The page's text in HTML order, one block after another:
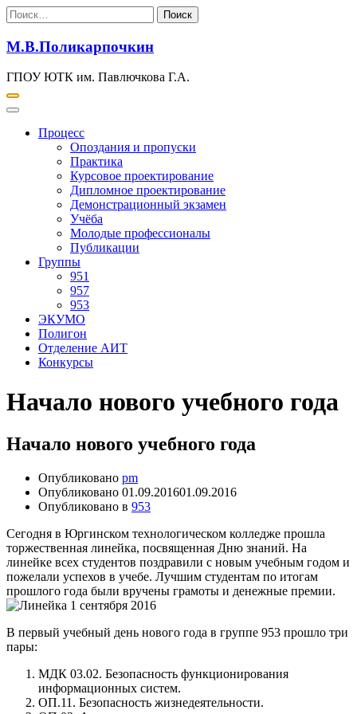
Перейти
к
содержимому
Найти:
М.В.Поликарпочкин
ГПОУ ЮТК им. Павлючкова Г.А.
Процесс
Опоздания и пропуски
Практика
Курсовое проектирование
Дипломное проектирование
Демонстрационный экзамен
Учёба
Молодые профессионалы
Публикации
Группы
951
957
953
ЭКУМО
Полигон
Отделение АИТ
Конкурсы
Начало нового учебного года
Начало нового учебного года
Опубликовано pm
Опубликовано 01.09.201601.09.2016
Опубликовано в 953
Сегодня в Юргинском технологическом колледже прошла
торжественная линейка, посвященная Дню знаний. На
линейке всех студентов поздравили с новым учебным годом и
пожелали успехов в учебе. Лучшим студентам по итогам
прошлого года были вручены грамоты и денежные премии.
В первый учебный день нового года в группе 953 прошло три
пары:
МДК 03.02. Безопасность функционирования
информационных систем.
ОП.11. Безопасность жизнедеятельности.